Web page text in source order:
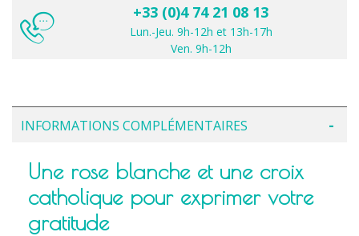
+33 (0)4 74 21 08 13
Lun.-Jeu. 9h-12h et 13h-17h
Ven. 9h-12h
INFORMATIONS COMPLÉMENTAIRES
Une rose blanche et une croix
catholique pour exprimer votre
gratitude